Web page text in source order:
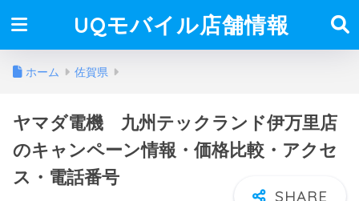
UQモバイル店舗情報
ホーム 佐賀県
ヤマダ電機 九州テックランド伊万里店
のキャンペーン情報・価格比較・アクセ
ス・電話番号